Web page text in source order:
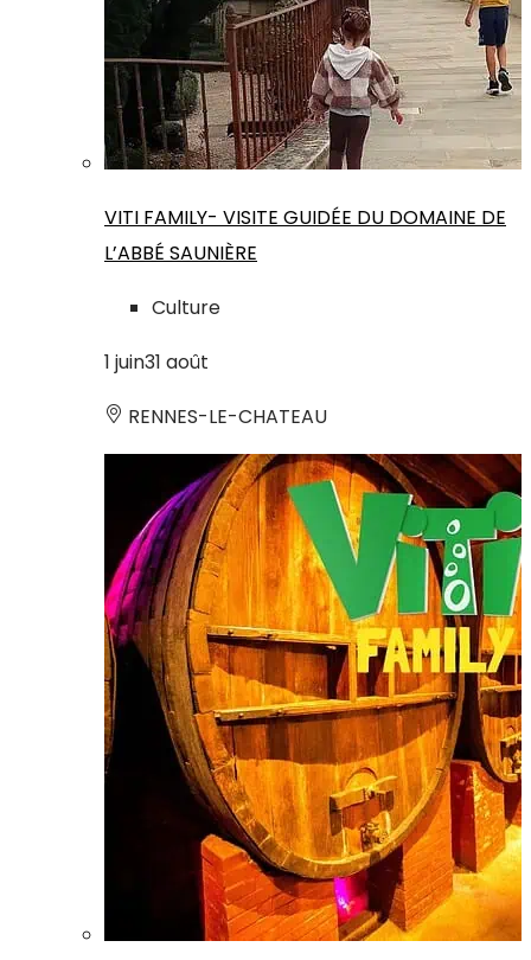
VITI FAMILY- VISITE GUIDÉE DU DOMAINE DE
L’ABBÉ SAUNIÈRE
Culture
1 juin31 août
RENNES-LE-CHATEAU